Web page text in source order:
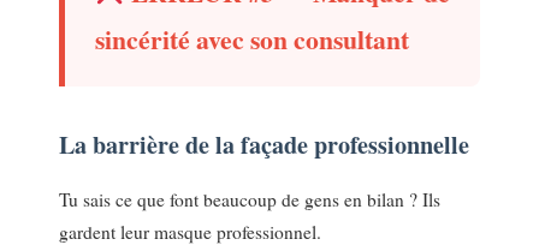
sincérité avec son consultant
La barrière de la façade professionnelle
Tu sais ce que font beaucoup de gens en bilan ? Ils
gardent leur masque professionnel.